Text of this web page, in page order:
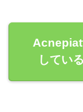
してい